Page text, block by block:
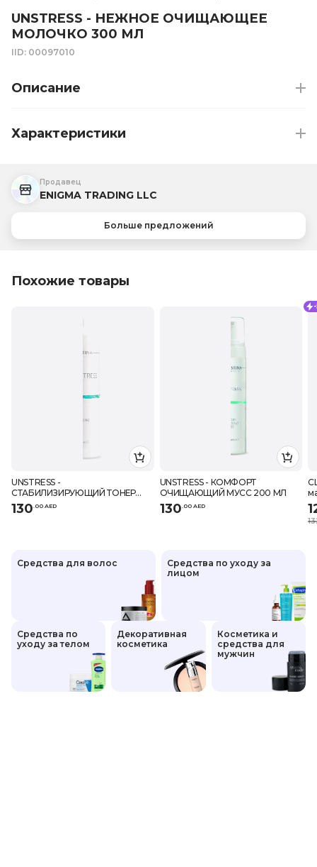
UNSTRESS - НЕЖНОЕ ОЧИЩАЮЩЕЕ
МОЛОЧКО 300 МЛ
IID: 00097010
Описание
Характеристики
Продавец
ENIGMA TRADING LLC
Больше предложений
Похожие товары
UNSTRESS -
СТАБИЛИЗИРУЮЩИЙ ТОНЕР
300 МЛ
130 00 AED
UNSTRESS - КОМФОРТ
ОЧИЩАЮЩИЙ МУСС 200 МЛ
130 00 AED
Средства для волос
Средства по уходу за
лицом
Средства по
уходу за телом
Декоративная
косметика
Косметика и
средства для
мужчин